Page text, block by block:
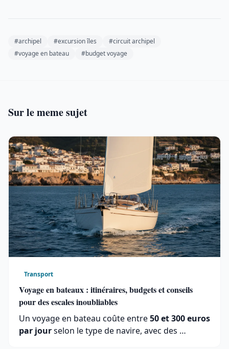
#archipel #excursion îles
#circuit archipel
#voyage en bateau
#budget voyage
Sur le meme sujet
Transport
Voyage en bateaux : itinéraires, budgets et conseils
pour des escales inoubliables
Un voyage en bateau coûte entre50 et 300 euros
par jourselon le type de navire, avec des …